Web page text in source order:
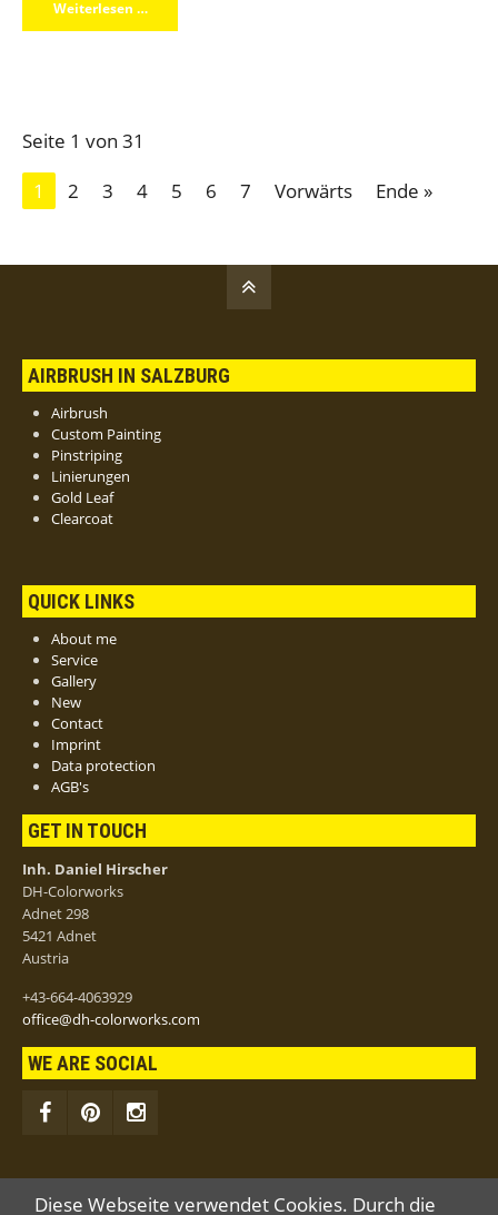
Weiterlesen …
Seite 1 von 31
1
2 3 4 5 6 7 Vorwärts Ende »
AIRBRUSH IN SALZBURG
Airbrush
Custom Painting
Pinstriping
Linierungen
Gold Leaf
Clearcoat
QUICK LINKS
About me
Service
Gallery
New
Contact
Imprint
Data protection
AGB's
GET IN TOUCH
Inh. Daniel Hirscher
DH-Colorworks
Adnet 298
5421 Adnet
Austria
+43-664-4063929
office@dh-colorworks.com
WE ARE SOCIAL
Diese Webseite verwendet Cookies. Durch die